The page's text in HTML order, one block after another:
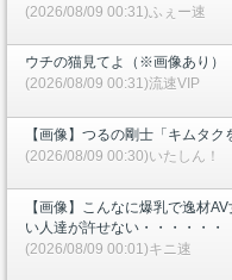
(2026/08/09 00:31)ふぇー速
ウチの猫見てよ（※画像あり）
(2026/08/09 00:31)流速VIP
【画像】つるの剛士「キムタ
(2026/08/09 00:30)いたしん！
【画像】こんなに爆乳で逸材
い人達が許せない・・・・・・
(2026/08/09 00:01)キニ速